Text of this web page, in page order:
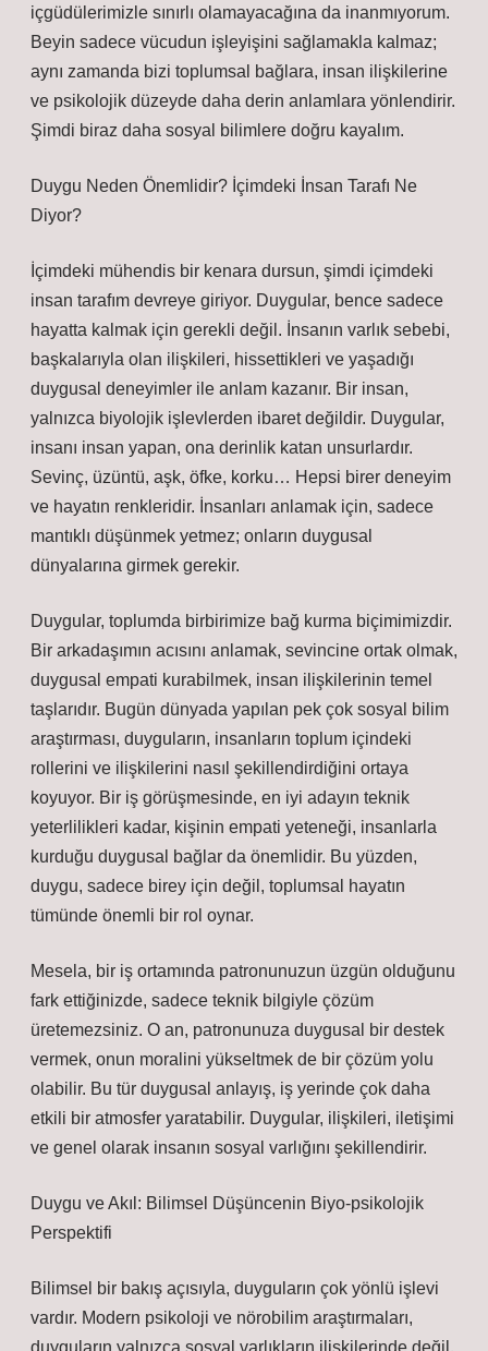
içgüdülerimizle sınırlı olamayacağına da inanmıyorum.
Beyin sadece vücudun işleyişini sağlamakla kalmaz;
aynı zamanda bizi toplumsal bağlara, insan ilişkilerine
ve psikolojik düzeyde daha derin anlamlara yönlendirir.
Şimdi biraz daha sosyal bilimlere doğru kayalım.
Duygu Neden Önemlidir? İçimdeki İnsan Tarafı Ne
Diyor?
İçimdeki mühendis bir kenara dursun, şimdi içimdeki
insan tarafım devreye giriyor. Duygular, bence sadece
hayatta kalmak için gerekli değil. İnsanın varlık sebebi,
başkalarıyla olan ilişkileri, hissettikleri ve yaşadığı
duygusal deneyimler ile anlam kazanır. Bir insan,
yalnızca biyolojik işlevlerden ibaret değildir. Duygular,
insanı insan yapan, ona derinlik katan unsurlardır.
Sevinç, üzüntü, aşk, öfke, korku… Hepsi birer deneyim
ve hayatın renkleridir. İnsanları anlamak için, sadece
mantıklı düşünmek yetmez; onların duygusal
dünyalarına girmek gerekir.
Duygular, toplumda birbirimize bağ kurma biçimimizdir.
Bir arkadaşımın acısını anlamak, sevincine ortak olmak,
duygusal empati kurabilmek, insan ilişkilerinin temel
taşlarıdır. Bugün dünyada yapılan pek çok sosyal bilim
araştırması, duyguların, insanların toplum içindeki
rollerini ve ilişkilerini nasıl şekillendirdiğini ortaya
koyuyor. Bir iş görüşmesinde, en iyi adayın teknik
yeterlilikleri kadar, kişinin empati yeteneği, insanlarla
kurduğu duygusal bağlar da önemlidir. Bu yüzden,
duygu, sadece birey için değil, toplumsal hayatın
tümünde önemli bir rol oynar.
Mesela, bir iş ortamında patronunuzun üzgün olduğunu
fark ettiğinizde, sadece teknik bilgiyle çözüm
üretemezsiniz. O an, patronunuza duygusal bir destek
vermek, onun moralini yükseltmek de bir çözüm yolu
olabilir. Bu tür duygusal anlayış, iş yerinde çok daha
etkili bir atmosfer yaratabilir. Duygular, ilişkileri, iletişimi
ve genel olarak insanın sosyal varlığını şekillendirir.
Duygu ve Akıl: Bilimsel Düşüncenin Biyo-psikolojik
Perspektifi
Bilimsel bir bakış açısıyla, duyguların çok yönlü işlevi
vardır. Modern psikoloji ve nörobilim araştırmaları,
duyguların yalnızca sosyal varlıkların ilişkilerinde değil,